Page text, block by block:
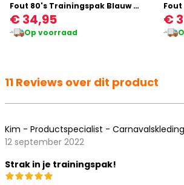
Fout 80's Trainingspak Blauw Man
€ 34,95
Op voorraad
€
11 Reviews over dit product
Kim - Productspecialist -
12 september 2022
Strak in je trainingspak!